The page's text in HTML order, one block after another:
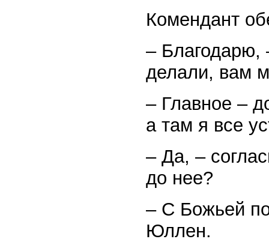
Комендант
– Благодарю,
делали, вам
– Главное –
а там я все
– Да, –
до нее?
– С Божьей
Юллен.